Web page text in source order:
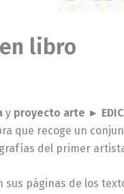
libro
y proyecto arte ►
que recoge un
del primer
páginas de los